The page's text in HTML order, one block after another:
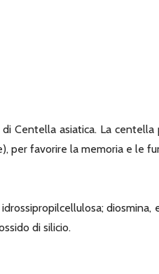
Centella asiatica. La
per favorire la memoria e le
di silicio.